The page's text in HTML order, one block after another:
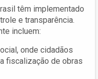
têm implementado
e transparência.
incluem:
onde cidadãos
fiscalização de obras